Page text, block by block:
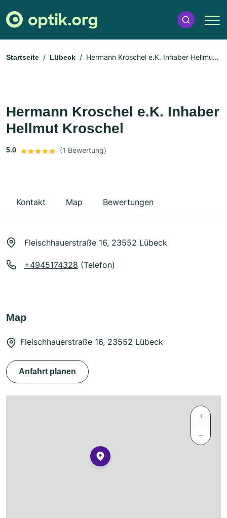
Startseite Lübeck
Hermann Kroschel e.K. Inhaber Hellmut
Hermann Kroschel e.K. Inhaber
Hellmut Kroschel
5.0 (1 Bewertung)
Kontakt Map Bewertungen
Fleischhauerstraße 16, 23552 Lübeck
+4945174328 (Telefon)
Map
Fleischhauerstraße 16, 23552 Lübeck
Anfahrt planen
+
−